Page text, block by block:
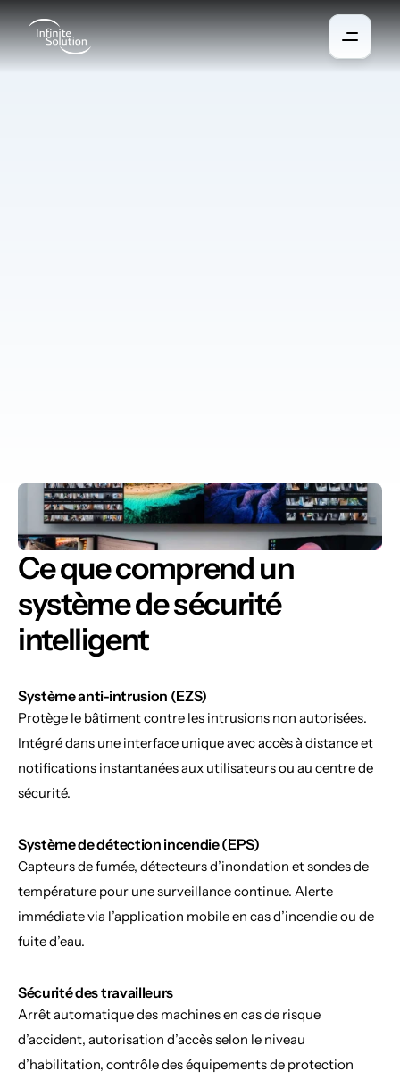
Ce que comprend un
système de sécurité
intelligent
Système anti-intrusion (EZS)
Protège le bâtiment contre les intrusions non autorisées.
Intégré dans une interface unique avec accès à distance et
notifications instantanées aux utilisateurs ou au centre de
sécurité.
Système de détection incendie (EPS)
Capteurs de fumée, détecteurs d’inondation et sondes de
température pour une surveillance continue. Alerte
immédiate via l’application mobile en cas d’incendie ou de
fuite d’eau.
Sécurité des travailleurs
Arrêt automatique des machines en cas de risque
d’accident, autorisation d’accès selon le niveau
d’habilitation, contrôle des équipements de protection